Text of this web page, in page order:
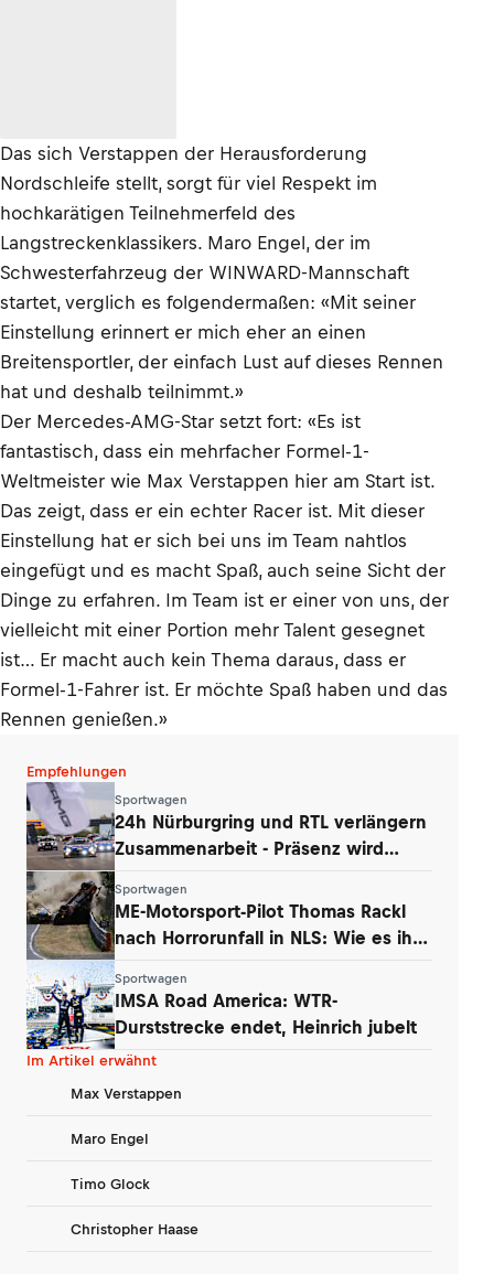
Das sich Verstappen der Herausforderung
Nordschleife stellt, sorgt für viel Respekt im
hochkarätigen Teilnehmerfeld des
Langstreckenklassikers. Maro Engel, der im
Schwesterfahrzeug der WINWARD-Mannschaft
startet, verglich es folgendermaßen: «Mit seiner
Einstellung erinnert er mich eher an einen
Breitensportler, der einfach Lust auf dieses Rennen
hat und deshalb teilnimmt.»
Der Mercedes-AMG-Star setzt fort: «Es ist
fantastisch, dass ein mehrfacher Formel-1-
Weltmeister wie Max Verstappen hier am Start ist.
Das zeigt, dass er ein echter Racer ist. Mit dieser
Einstellung hat er sich bei uns im Team nahtlos
eingefügt und es macht Spaß, auch seine Sicht der
Dinge zu erfahren. Im Team ist er einer von uns, der
vielleicht mit einer Portion mehr Talent gesegnet
ist… Er macht auch kein Thema daraus, dass er
Formel-1-Fahrer ist. Er möchte Spaß haben und das
Rennen genießen.»
Empfehlungen
Sportwagen
24h Nürburgring und RTL verlängern
Zusammenarbeit - Präsenz wird
Sportwagen
ME-Motorsport-Pilot Thomas Rackl
nach Horrorunfall in NLS: Wie es ihm
Sportwagen
IMSA Road America: WTR-
Durststrecke endet, Heinrich jubelt
Im Artikel erwähnt
Max Verstappen
Maro Engel
Timo Glock
Christopher Haase